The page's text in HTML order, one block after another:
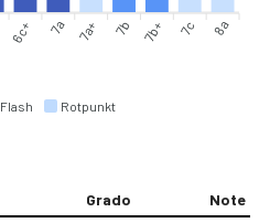
Flash Rotpunkt
6c+ 7a 7a+ 7b 7b+ 7c 8a
Grado
Note